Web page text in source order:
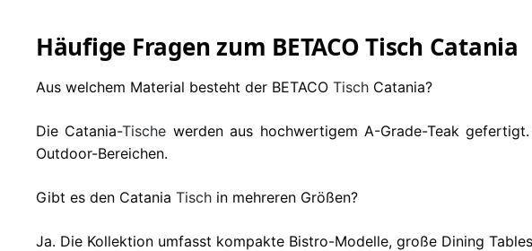
Häufige Fragen zum BETACO Tisch Catania
Aus welchem Material besteht der BETACO Tisch Catania?
Die Catania-Tische werden aus hochwertigem A-Grade-Teak
Outdoor-Bereichen.
Gibt es den Catania Tisch in mehreren Größen?
Ja. Die Kollektion umfasst kompakte Bistro-Modelle, große Dining